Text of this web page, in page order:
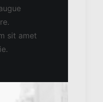
sit amet